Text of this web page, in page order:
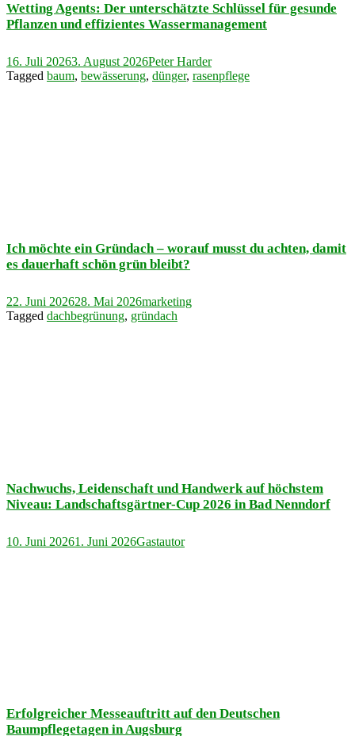
Wetting Agents: Der unterschätzte Schlüssel für gesunde
Pflanzen und effizientes Wassermanagement
16. Juli 20263. August 2026Peter Harder
Tagged baum, bewässerung, dünger, rasenpflege
Ich möchte ein Gründach – worauf musst du achten, damit
es dauerhaft schön grün bleibt?
22. Juni 202628. Mai 2026marketing
Tagged dachbegrünung, gründach
Nachwuchs, Leidenschaft und Handwerk auf höchstem
Niveau: Landschaftsgärtner-Cup 2026 in Bad Nenndorf
10. Juni 20261. Juni 2026Gastautor
Erfolgreicher Messeauftritt auf den Deutschen
Baumpflegetagen in Augsburg